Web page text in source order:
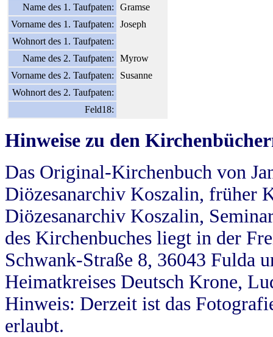
Name des 1. Taufpaten:
Gramse
Vorname des 1. Taufpaten:
Joseph
Wohnort des 1. Taufpaten:
Name des 2. Taufpaten:
Myrow
Vorname des 2. Taufpaten:
Susanne
Wohnort des 2. Taufpaten:
Feld18:
Hinweise zu den
Das Original-Kirchenbuch von
Diözesanarchiv Koszalin, früher
Diözesanarchiv Koszalin,
des Kirchenbuches liegt in der
Schwank-Straße 8, 36043 Fulda
Heimatkreises Deutsch Krone,
Hinweis: Derzeit ist das
erlaubt.